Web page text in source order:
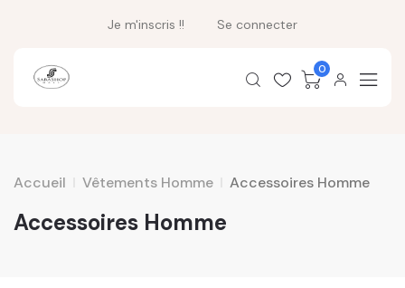
Je m'inscris !! Se connecter
0
Accueil Vêtements Homme Accessoires Homme
Accessoires Homme